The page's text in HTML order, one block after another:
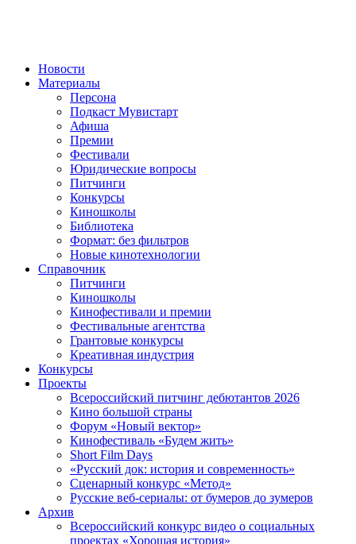
Новости
Материалы
Персона
Подкаст Мувистарт
Афиша
Премии
Фестивали
Юридические вопросы
Питчинги
Конкурсы
Киношколы
Библиотека
Формат: без фильтров
Новые кинотехнологии
Справочник
Питчинги
Киношколы
Кинофестивали и премии
Фестивальные агентства
Грантовые конкурсы
Креативная индустрия
Конкурсы
Проекты
Всероссийский питчинг дебютантов 2026
Кино большой страны
Форум «Новый вектор»
Кинофестиваль «Будем жить»
Short Film Days
«Русский док: история и современность»
Сценарный конкурс «Метод»
Русские веб-сериалы: от бумеров до зумеров
Архив
Всероссийский конкурс видео о социальных
проектах «Хорошая история»